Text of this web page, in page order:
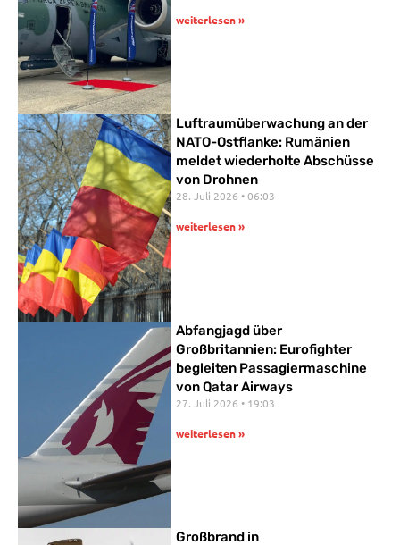
weiterlesen »
Luftraumüberwachung an der
NATO-Ostflanke: Rumänien
meldet wiederholte Abschüsse
von Drohnen
28. Juli 2026 06:03
weiterlesen »
Abfangjagd über
Großbritannien: Eurofighter
begleiten Passagiermaschine
von Qatar Airways
27. Juli 2026 19:03
weiterlesen »
Großbrand in